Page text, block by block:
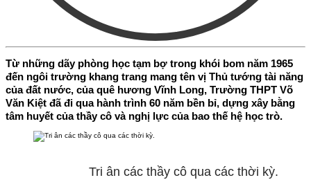
Từ những dãy phòng học tạm bợ trong khói bom năm 1965
đến ngôi trường khang trang mang tên vị Thủ tướng tài năng
của đất nước, của quê hương Vĩnh Long, Trường THPT Võ
Văn Kiệt đã đi qua hành trình 60 năm bền bỉ, dựng xây bằng
tâm huyết của thầy cô và nghị lực của bao thế hệ học trò.
Tri ân các thầy cô qua các thời kỳ.